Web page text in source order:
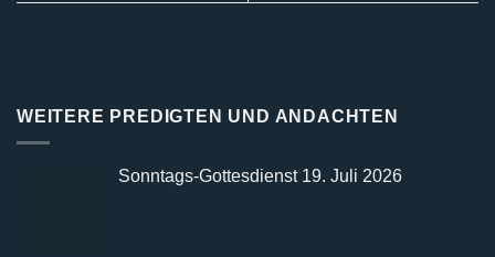
WEITERE PREDIGTEN UND ANDACHTEN
Sonntags-Gottesdienst 19. Juli 2026